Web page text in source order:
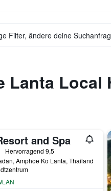
Filter, ändere deine
Lanta Local
and Spa
Hervorragend 9,5
Amphoe Ko Lanta, Thailand